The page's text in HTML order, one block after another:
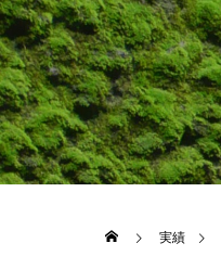
実績